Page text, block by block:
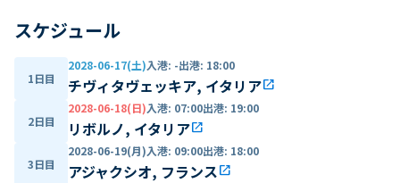
スケジュール
1日目
2028-06-17(土)入港: -出港: 18:00
チヴィタヴェッキア, イタリアopen_in_new
2日目
2028-06-18(日)入港: 07:00出港: 19:00
リボルノ, イタリアopen_in_new
3日目
2028-06-19(月)入港: 09:00出港: 18:00
アジャクシオ, フランスopen_in_new